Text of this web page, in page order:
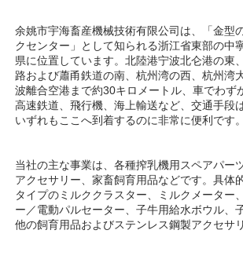
余姚市宇海畜産機械技術有限公司は、「金型
クセンター」として知られる浙江省東部の中
県に位置しています。北陸港宁波北仑港の東
路および蕭甬鉄道の南、杭州湾の西、杭州湾
波離合空港まで約30キロメートル、車でわず
高速鉄道、飛行機、海上輸送など、交通手段
いずれもここへ到着するのに非常に便利です。
当社の主な事業は、各種搾乳機用スペアパー
アクセサリー、家畜飼育用品などです。具体
タイプのミルククラスター、ミルクメーター
ー／電動パルセーター、子牛用給水ボウル、
他の飼育用品およびステンレス鋼製アクセサ